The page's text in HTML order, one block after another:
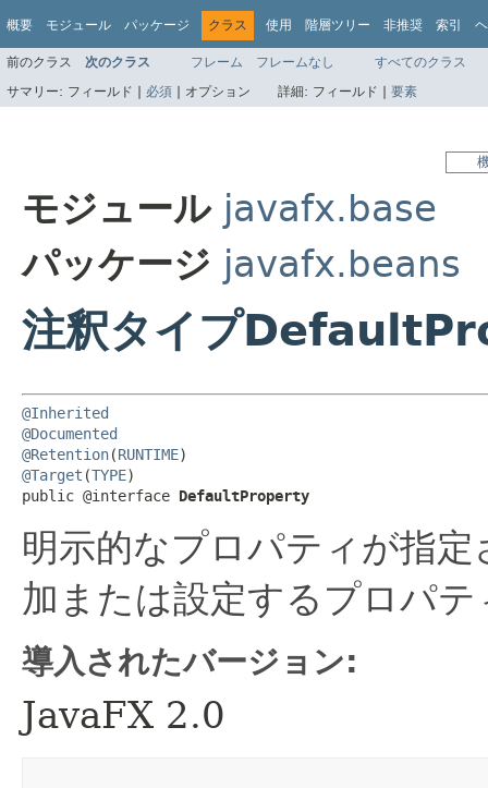
概要 モジュール パッケージ クラス 使用 階層ツリー 非推奨 索引
前のクラス 次のクラス フレーム フレームなし
すべてのクラス
サマリー: フィールド | 必須 | オプション 詳細: フィールド | 要素
モジュール javafx.base
パッケージ javafx.beans
注釈タイプ
@Inherited
@Documented
@Retention(RUNTIME
@Target (TYPE)
public @interface DefaultProperty
明示的なプロパティが指
加または設定するプロパ
導入されたバージョン:
JavaFX 2.0